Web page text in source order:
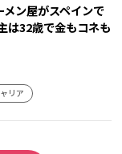
ン屋がスペインで
は32歳で金もコネも
リア